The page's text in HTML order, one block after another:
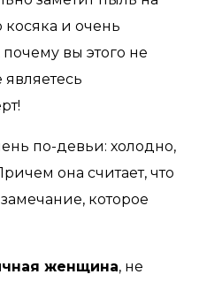
косяка и очень
вы этого не
являетесь
по-девьи: холодно,
она считает, что
которое
женщина, не